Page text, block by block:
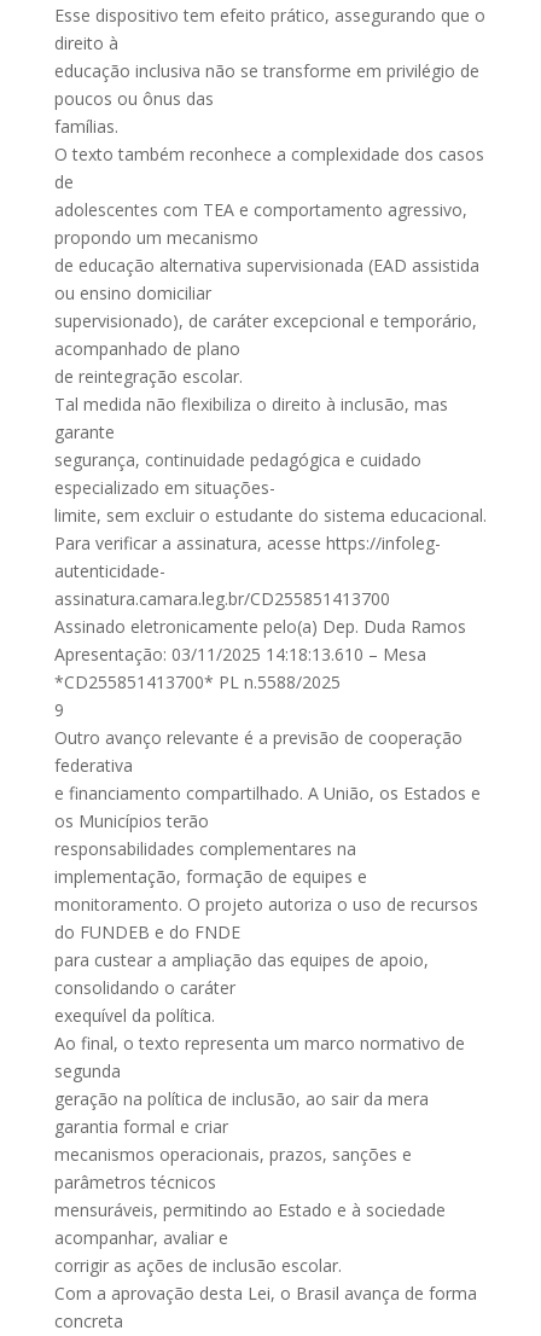
Esse dispositivo tem efeito prático, assegurando que o
direito à
educação inclusiva não se transforme em privilégio de
poucos ou ônus das
famílias.
O texto também reconhece a complexidade dos casos
de
adolescentes com TEA e comportamento agressivo,
propondo um mecanismo
de educação alternativa supervisionada (EAD assistida
ou ensino domiciliar
supervisionado), de caráter excepcional e temporário,
acompanhado de plano
de reintegração escolar.
Tal medida não flexibiliza o direito à inclusão, mas
garante
segurança, continuidade pedagógica e cuidado
especializado em situações-
limite, sem excluir o estudante do sistema educacional.
Para verificar a assinatura, acesse https://infoleg-
autenticidade-
assinatura.camara.leg.br/CD255851413700
Assinado eletronicamente pelo(a) Dep. Duda Ramos
Apresentação: 03/11/2025 14:18:13.610 – Mesa
*CD255851413700* PL n.5588/2025
9
Outro avanço relevante é a previsão de cooperação
federativa
e financiamento compartilhado. A União, os Estados e
os Municípios terão
responsabilidades complementares na
implementação, formação de equipes e
monitoramento. O projeto autoriza o uso de recursos
do FUNDEB e do FNDE
para custear a ampliação das equipes de apoio,
consolidando o caráter
exequível da política.
Ao final, o texto representa um marco normativo de
segunda
geração na política de inclusão, ao sair da mera
garantia formal e criar
mecanismos operacionais, prazos, sanções e
parâmetros técnicos
mensuráveis, permitindo ao Estado e à sociedade
acompanhar, avaliar e
corrigir as ações de inclusão escolar.
Com a aprovação desta Lei, o Brasil avança de forma
concreta